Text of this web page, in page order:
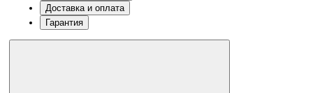
Доставка и оплата
Гарантия